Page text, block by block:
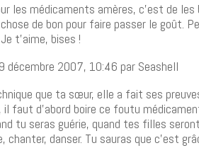
les médicaments amères, c’est de
de bon pour faire passer le goût.
t’aime, bises !
décembre 2007, 10:46 par Seashell
que ta sœur, elle a fait ses
il faut d’abord boire ce foutu
tu seras guérie, quand tes filles
chanter, danser. Tu sauras que c’est